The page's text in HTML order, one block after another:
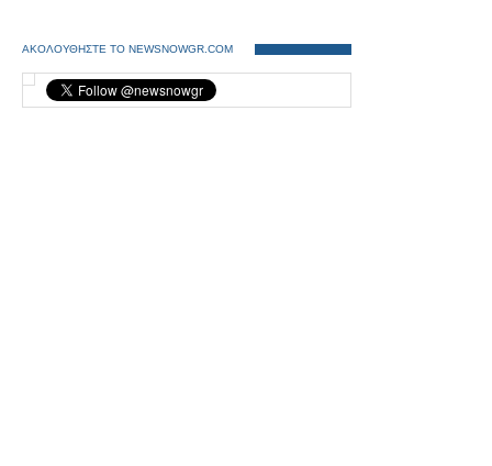
ΑΚΟΛΟΥΘΗΣΤΕ ΤΟ NEWSNOWGR.COM